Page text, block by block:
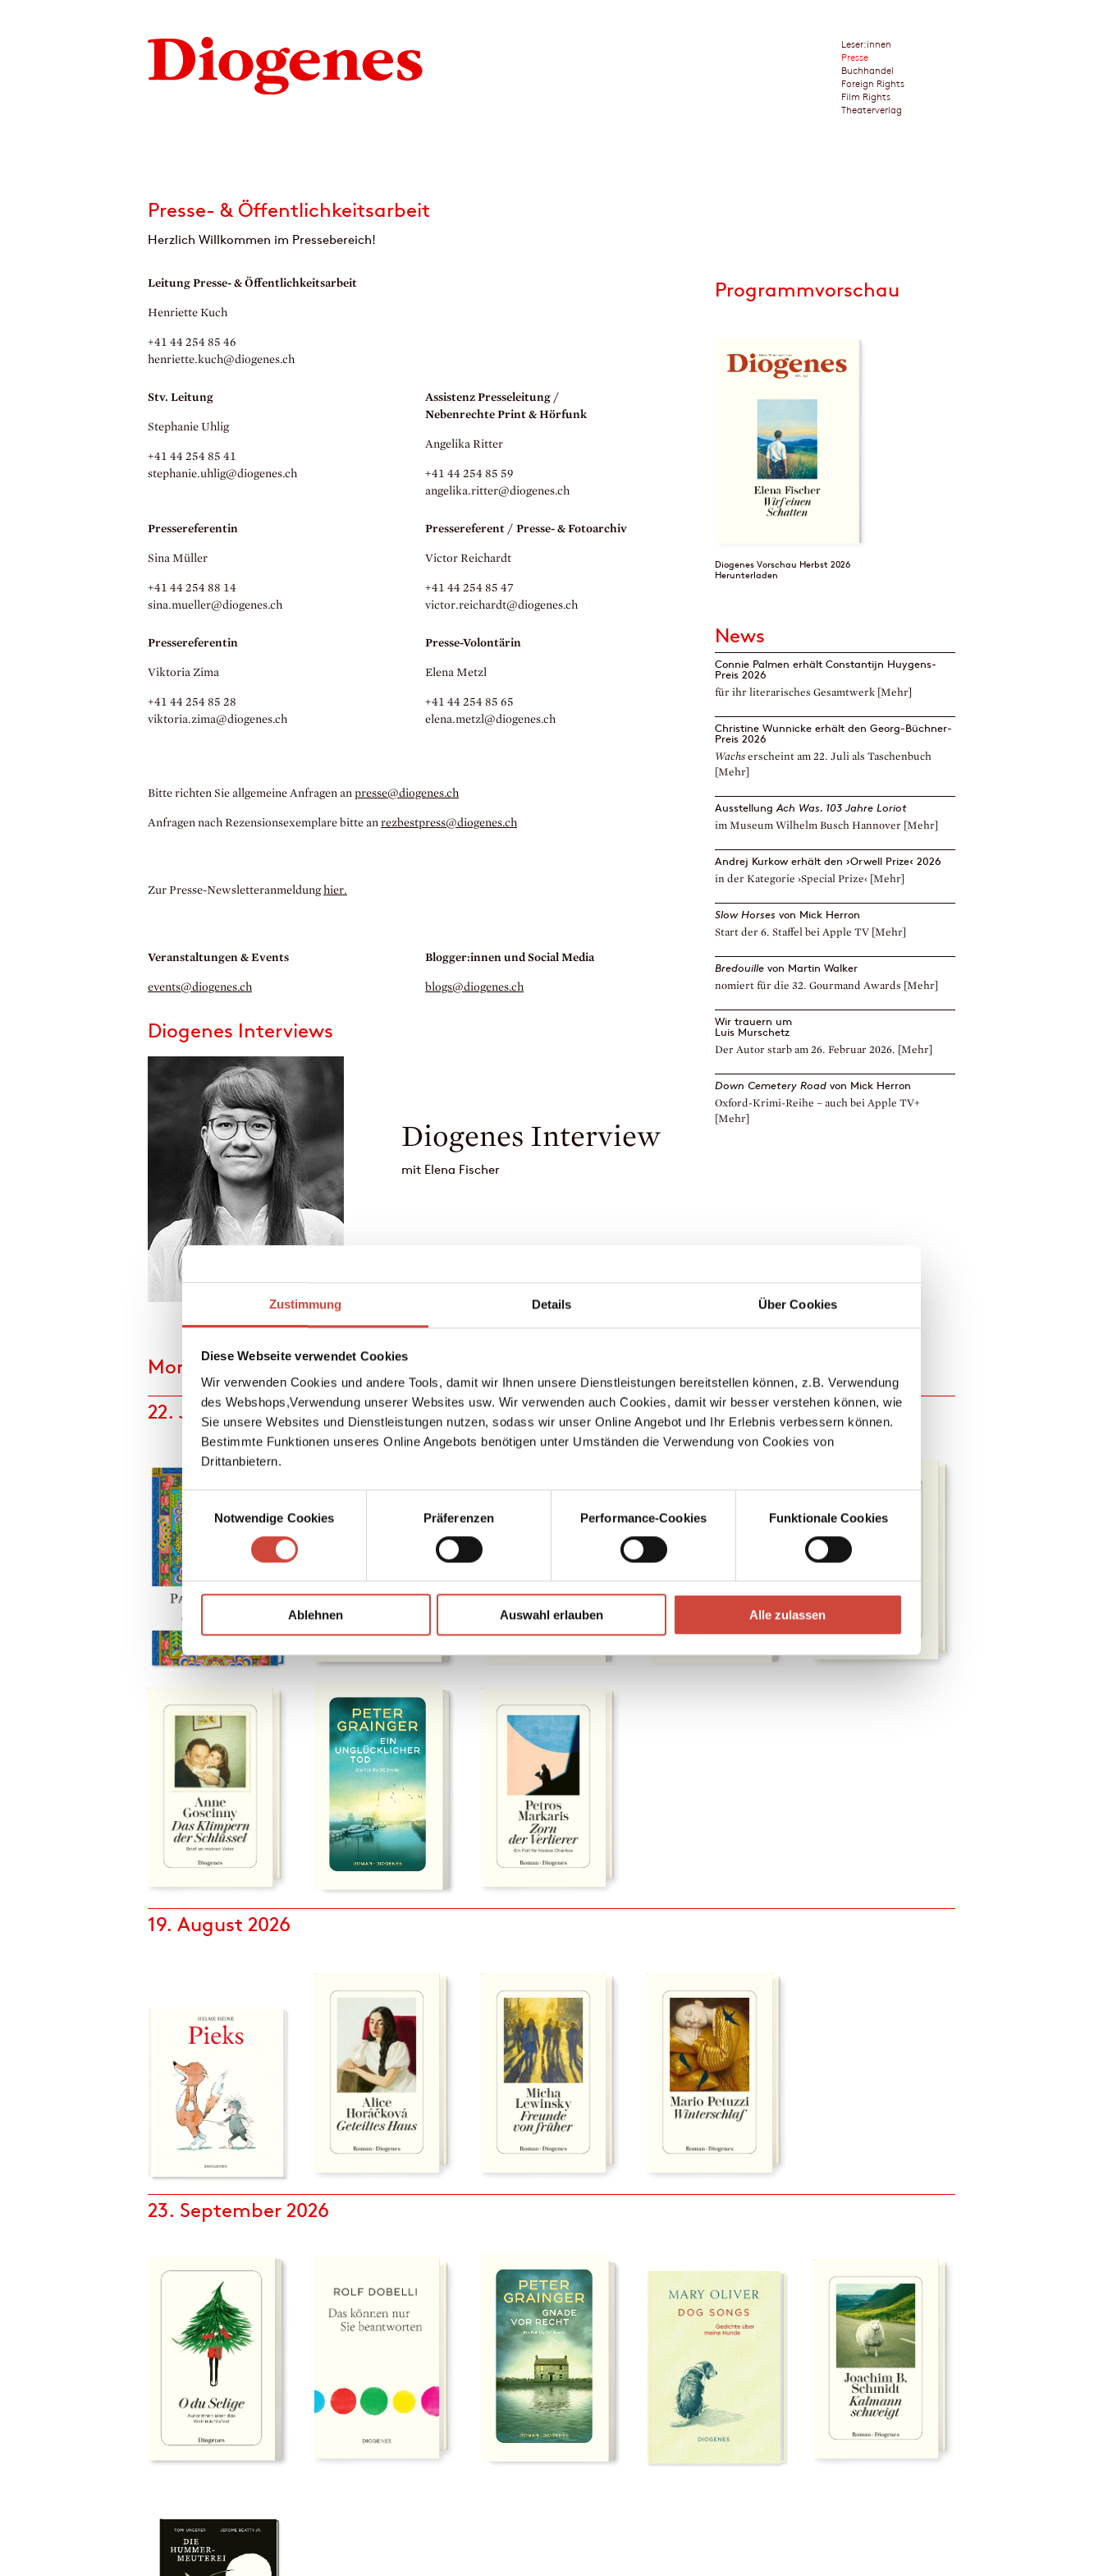
Zustimmung Details Über Cookies
Diese Webseite verwendet Cookies
Wir verwenden Cookies und andere Tools, damit wir Ihnen unsere Dienstleistungen bereitstellen können, z.B. Verwendung
des Webshops,Verwendung unserer Websites usw. Wir verwenden auch Cookies, damit wir besser verstehen können, wie
Sie unsere Websites und Dienstleistungen nutzen, sodass wir unser Online Angebot und Ihr Erlebnis verbessern können.
Bestimmte Funktionen unseres Online Angebots benötigen unter Umständen die Verwendung von Cookies von
Drittanbietern.
Einwilligungsauswahl
Notwendige Cookies
Präferenzen Performance-Cookies Funktionale Cookies
Ablehnen Auswahl erlauben Alle zulassen
Leser:innen
Presse
Buchhandel
Foreign Rights
Film Rights
Theaterverlag
Presse- & Öffentlichkeitsarbeit
Herzlich Willkommen im Pressebereich​!
Leitung Presse- & Öffentlichkeitsarbeit
Henriette Kuch
+41 44 254 85 46
henriette.kuch@diogenes.ch
Stv. Leitung
Stephanie Uhlig
+41 44 254 85 41
stephanie.uhlig@diogenes.ch
Assistenz Presseleitung /
Nebenrechte Print & Hörfunk
Angelika Ritter
+41 44 254 85 59
angelika.ritter@diogenes.ch
Pressereferentin
Sina Müller
+41 44 254 88 14
sina.mueller@diogenes.ch
Pressereferent / Presse- & Fotoarchiv
Victor Reichardt
+41 44 254 85 47
victor.reichardt@diogenes.ch
Pressereferentin
Viktoria Zima
+41 44 254 85 28
viktoria.zima@diogenes.ch
Presse-Volontärin
Elena Metzl
+41 44 254 85 65
elena.metzl@diogenes.ch
Bitte richten Sie allgemeine Anfragen an presse@diogenes.ch
Anfragen nach Rezensionsexemplare bitte an rezbestpress@diogenes.ch
Zur Presse-Newsletteranmeldunghier.
Veranstaltungen & Events
events@diogenes.ch
Blogger:innen und Social Media
blogs@diogenes.ch
Diogenes Interviews
5 Fragen
an Seraina Kobler
Programmvorschau
Diogenes Vorschau Herbst 2026
Herunterladen
News
Connie Palmen erhält Constantijn Huygens-
Preis 2026
für ihr literarisches Gesamtwerk [Mehr]
Christine Wunnicke erhält den Georg-Büchner-
Preis 2026
Wachs erscheint am 22. Juli als Taschenbuch
[Mehr]
AusstellungAch Was. 103 Jahre Loriot
im Museum Wilhelm Busch Hannover [Mehr]
Andrej Kurkow erhält den ›Orwell Prize‹ 2026
in der Kategorie ›Special Prize‹ [Mehr]
Slow Horses von Mick Herron
Start der 6. Staffel bei Apple TV [Mehr]
Bredouille von Martin Walker
nomiert für die 32. Gourmand Awards [Mehr]
Wir trauern um
Luis Murschetz
Der Autor starb am 26. Februar 2026. [Mehr]
Down Cemetery Road von Mick Herron
Oxford-Krimi-Reihe – auch bei Apple TV+
[Mehr]
Monatsnovitäten
22. Juli 2026
19. August 2026
23. September 2026